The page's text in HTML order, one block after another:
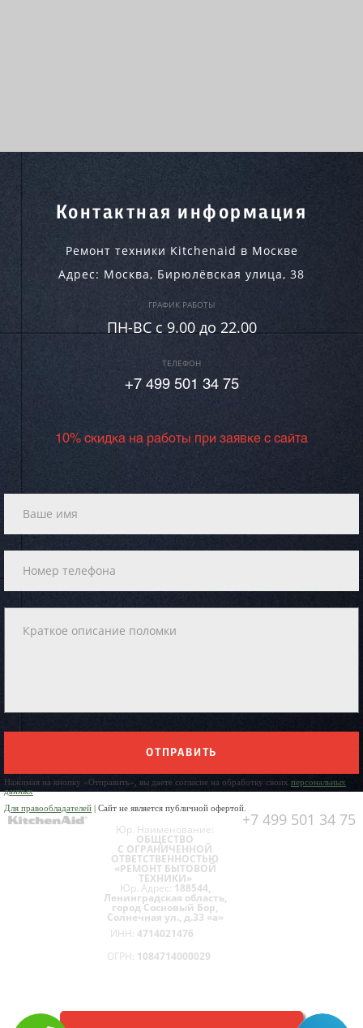
Контактная информация
Ремонт техники Kitchenaid в Москве
Адрес: Москва, Бирюлёвская улица, 38
ГРАФИК РАБОТЫ
ПН-ВC c 9.00 до 22.00
ТЕЛЕФОН
+7 499 501 34 75
10% скидка на работы при заявке с сайта
ОТПРАВИТЬ
Нажимая на кнопку «Отправить», вы даете согласие на обработку своих персональных
данных
Для правообладателей | Сайт не является публичной офертой.
+7 499 501 34 75
Юр. Наименование:
ОБЩЕСТВО
С ОГРАНИЧЕННОЙ
ОТВЕТСТВЕННОСТЬЮ
«РЕМОНТ БЫТОВОЙ
ТЕХНИКИ»
Юр. Адрес: 188544,
Ленинградская область,
город Сосновый Бор,
Солнечная ул., д.33 «а»
ИНН: 4714021476
ОГРН: 1084714000029